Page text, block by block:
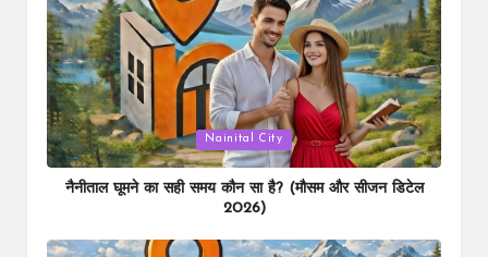
Posted
in
Nainital City
नैनीताल घूमने का सही समय कौन सा है? (मौसम और सीजन डिटेल
2026)